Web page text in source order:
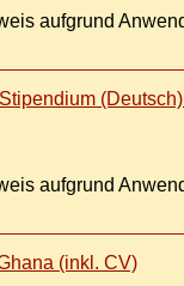
aufgrund
aufgrund
(inkl. CV)